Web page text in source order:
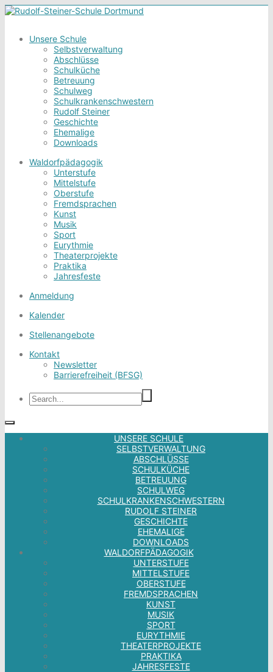
Unsere Schule
Selbstverwaltung
Abschlüsse
Schulküche
Betreuung
Schulweg
Schulkrankenschwestern
Rudolf Steiner
Geschichte
Ehemalige
Downloads
Waldorfpädagogik
Unterstufe
Mittelstufe
Oberstufe
Fremdsprachen
Kunst
Musik
Sport
Eurythmie
Theaterprojekte
Praktika
Jahresfeste
Anmeldung
Kalender
Stellenangebote
Kontakt
Newsletter
Barrierefreiheit (BFSG)
UNSERE SCHULE
SELBSTVERWALTUNG
ABSCHLÜSSE
SCHULKÜCHE
BETREUUNG
SCHULWEG
SCHULKRANKENSCHWESTERN
RUDOLF STEINER
GESCHICHTE
EHEMALIGE
DOWNLOADS
WALDORFPÄDAGOGIK
UNTERSTUFE
MITTELSTUFE
OBERSTUFE
FREMDSPRACHEN
KUNST
MUSIK
SPORT
EURYTHMIE
THEATERPROJEKTE
PRAKTIKA
JAHRESFESTE